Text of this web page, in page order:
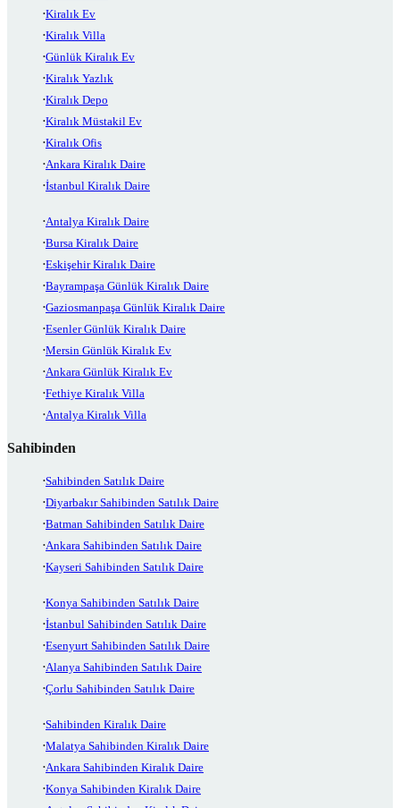
Kiralık Ev
Kiralık Villa
Günlük Kiralık Ev
Kiralık Yazlık
Kiralık Depo
Kiralık Müstakil Ev
Kiralık Ofis
Ankara Kiralık Daire
İstanbul Kiralık Daire
Antalya Kiralık Daire
Bursa Kiralık Daire
Eskişehir Kiralık Daire
Bayrampaşa Günlük Kiralık Daire
Gaziosmanpaşa Günlük Kiralık Daire
Esenler Günlük Kiralık Daire
Mersin Günlük Kiralık Ev
Ankara Günlük Kiralık Ev
Fethiye Kiralık Villa
Antalya Kiralık Villa
Sahibinden
Sahibinden Satılık Daire
Diyarbakır Sahibinden Satılık Daire
Batman Sahibinden Satılık Daire
Ankara Sahibinden Satılık Daire
Kayseri Sahibinden Satılık Daire
Konya Sahibinden Satılık Daire
İstanbul Sahibinden Satılık Daire
Esenyurt Sahibinden Satılık Daire
Alanya Sahibinden Satılık Daire
Çorlu Sahibinden Satılık Daire
Sahibinden Kiralık Daire
Malatya Sahibinden Kiralık Daire
Ankara Sahibinden Kiralık Daire
Konya Sahibinden Kiralık Daire